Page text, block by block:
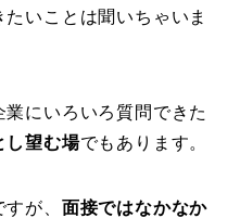
いことは聞いちゃいま
にいろいろ質問できた
し望む場でもあります。
が、 面接ではなかなか